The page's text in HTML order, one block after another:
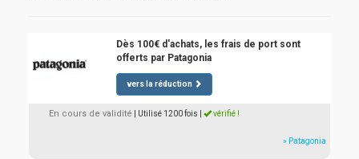
Dès 100€ d'achats, les frais de port sont
offerts par Patagonia
vers la réduction
En cours de validité | Utilisé 1200 fois vérifié !
» Patagonia